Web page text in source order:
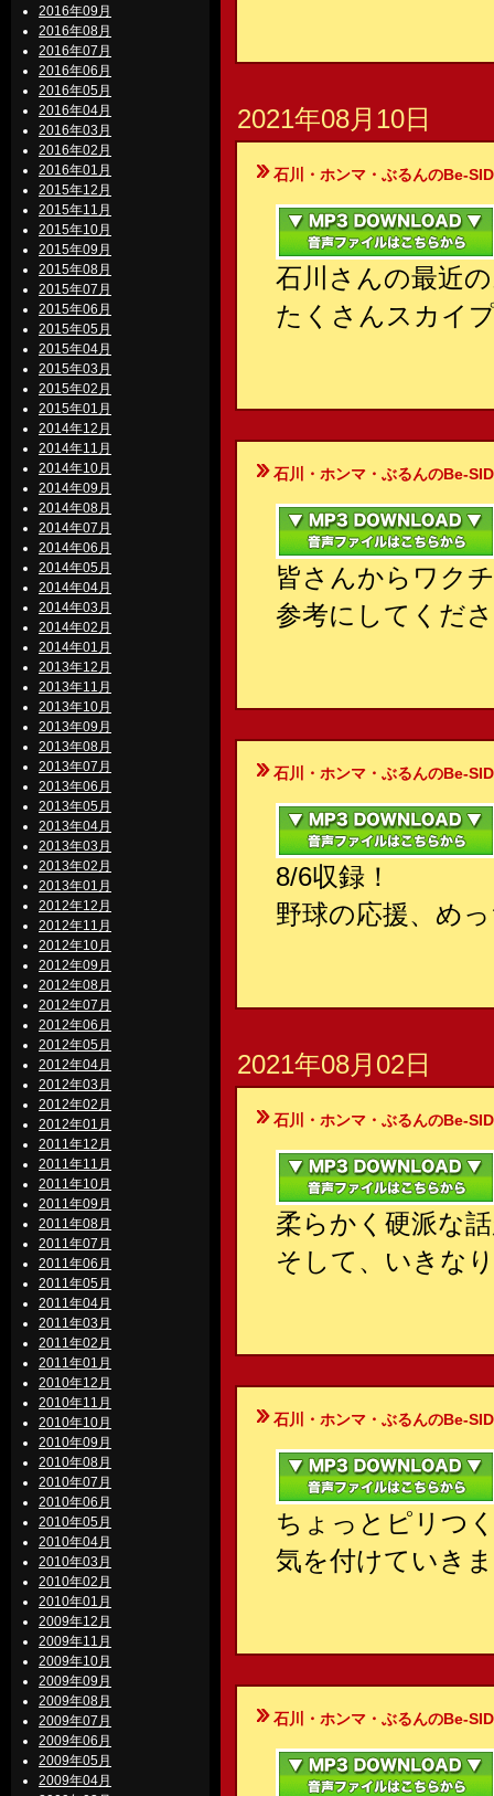
2016年09月
2016年08月
2016年07月
2016年06月
2016年05月
2016年04月
2016年03月
2016年02月
2016年01月
2015年12月
2015年11月
2015年10月
2015年09月
2015年08月
2015年07月
2015年06月
2015年05月
2015年04月
2015年03月
2015年02月
2015年01月
2014年12月
2014年11月
2014年10月
2014年09月
2014年08月
2014年07月
2014年06月
2014年05月
2014年04月
2014年03月
2014年02月
2014年01月
2013年12月
2013年11月
2013年10月
2013年09月
2013年08月
2013年07月
2013年06月
2013年05月
2013年04月
2013年03月
2013年02月
2013年01月
2012年12月
2012年11月
2012年10月
2012年09月
2012年08月
2012年07月
2012年06月
2012年05月
2012年04月
2012年03月
2012年02月
2012年01月
2011年12月
2011年11月
2011年10月
2011年09月
2011年08月
2011年07月
2011年06月
2011年05月
2011年04月
2011年03月
2011年02月
2011年01月
2010年12月
2010年11月
2010年10月
2010年09月
2010年08月
2010年07月
2010年06月
2010年05月
2010年04月
2010年03月
2010年02月
2010年01月
2009年12月
2009年11月
2009年10月
2009年09月
2009年08月
2009年07月
2009年06月
2009年05月
2009年04月
2021年08月10日
石川・ホンマ・ぶるんのBe-
石川さんの最近
たくさんスカイ
石川・ホンマ・ぶるんのBe-
皆さんからワク
参考にしてくだ
石川・ホンマ・ぶるんのBe-
8/6収録！
野球の応援、め
2021年08月02日
石川・ホンマ・ぶるんのBe-
柔らかく硬派な
そして、いきな
石川・ホンマ・ぶるんのBe-
ちょっとピリつ
気を付けていき
石川・ホンマ・ぶるんのBe-